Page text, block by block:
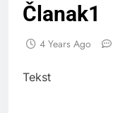
Članak1
4 Years Ago
Tekst